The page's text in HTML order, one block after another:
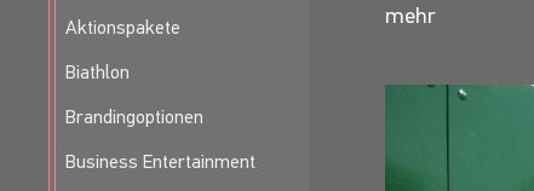
Aktionspakete
Biathlon
Brandingoptionen
Business Entertainment
wechselte.
Rückkehr in die
spielte Müller